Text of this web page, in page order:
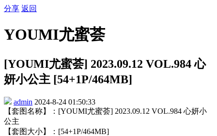
分享 返回
YOUMI尤蜜荟
[YOUMI尤蜜荟] 2023.09.12 VOL.984 心
妍小公主 [54+1P/464MB]
admin 2024-8-24 01:50:33
【套图名称】：[YOUMI尤蜜荟] 2023.09.12 VOL.984 心妍小
公主
【套图大小】：[54+1P/464MB]